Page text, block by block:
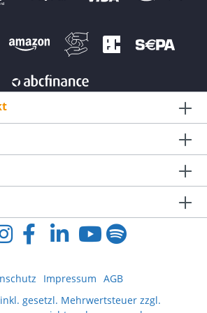
die Sagittalebenen drehen und
bewegen können -
leistet Pionierarbeit bei
als "flüssigen Widerstand"
Hier können wir
Situationen" für die
und sie wie nie zuvor
vorbereiten.
auf der ganzen Welt von
Spitzensportlern,
und sogar gelegentlich von
die sich in ihrem
Vorteil verschaffen wollen.
Impressum AGB
gesetzl. Mehrwertsteuer zzgl.